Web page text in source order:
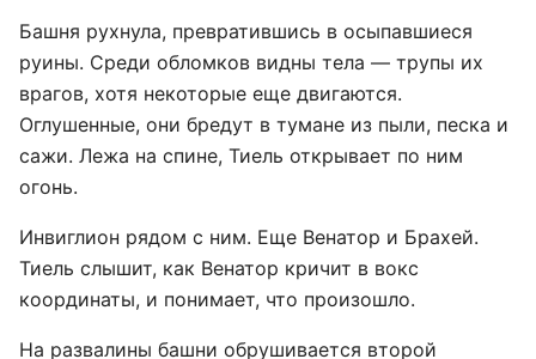
Башня рухнула, превратившись в осыпавшиеся
руины. Среди обломков видны тела — трупы их
врагов, хотя некоторые еще двигаются.
Оглушенные, они бредут в тумане из пыли, песка и
сажи. Лежа на спине, Тиель открывает по ним
огонь.
Инвиглион рядом с ним. Еще Венатор и Брахей.
Тиель слышит, как Венатор кричит в вокс
координаты, и понимает, что произошло.
На развалины башни обрушивается второй